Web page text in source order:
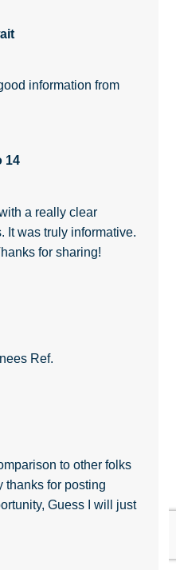
information from
14
a really clear
It was truly informative.
for sharing!
Ref.
to other folks
thanks for posting
Guess I will just